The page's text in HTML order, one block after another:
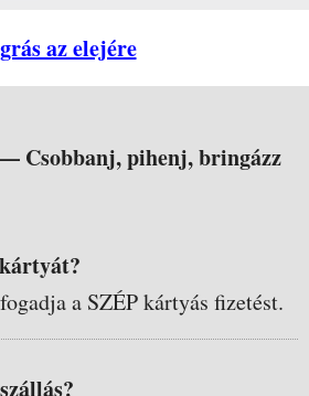
az elejére
— Csobbanj, pihenj, bringázz
a SZÉP kártyás fizetést.